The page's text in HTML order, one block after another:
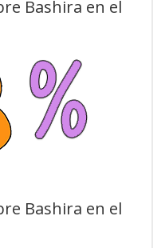
Bashira en el
Bashira en el